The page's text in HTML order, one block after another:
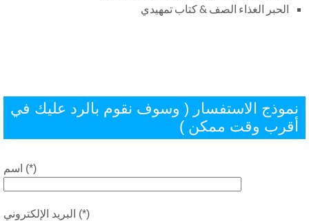
الحبر الغذاء الصف & كتاب تمهيدي
الاستفسار ( وسوف نقوم بالرد عليك في
وقت ممكن )
اسم (*)
البريد الإلكتروني (*)